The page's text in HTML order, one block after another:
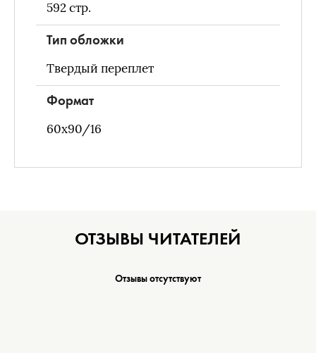
592стр.
Тип обложки
Твердый переплет
Формат
60х90/16
ОТЗЫВЫ ЧИТАТЕЛЕЙ
Отзывы отсутствуют